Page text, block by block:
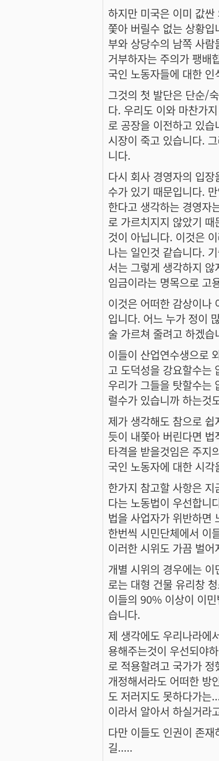
하지만 미국은 이미 값
쫓아 버릴수 없는 상황
부와 상당수의 남쪽 사
거부하자는 주의가 팽배
국인 노동자들에 대한
그것의 첫 발단은 단순/
다. 우리도 이와 마찬가
로 공장을 이전하고 있
시장이 죽고 있습니다.
니다.
다시 회사 경영자의 입
수가 있기 때문입니다.
한다고 생각하는 경영자
로 가르치지지 않았기
것이 아닙니다. 이것은
나는 일인것 같습니다.
서는 그렇게 생각하지
임금이라는 명목으로 고
이것은 어떠한 감상이나
입니다. 어느 누가 정이
술 가르쳐 줄려고 하겠습
이들이 산업연수생으로
고 도덕성을 강요할수는
우리가 그들을 탓할수는
럴수가 있습니까 하는것
제가 생각해도 참으로
듯이 내쫓아 버린다면
타격을 받을것임은 주지
국인 노동자에 대한 시
한가지 참고할 사항은
다는 노동법이 우선합니
법을 사업자가 위반하면
한번씩 시민단체에서 이
이러한 시위도 가끔 벌어
개별 시위의 경우에는
로는 대형 건물 유리창
이들의 90% 이상이 이
습니다.
제 생각에도 우리나라에
용해주는것이 우선되야
로 적용할려고 국가가
개정해서라도 어떠한 방
도 저러지도 못하다가는
이라서 알아서 하실거라
다만 이들도 인권이 존
길.....